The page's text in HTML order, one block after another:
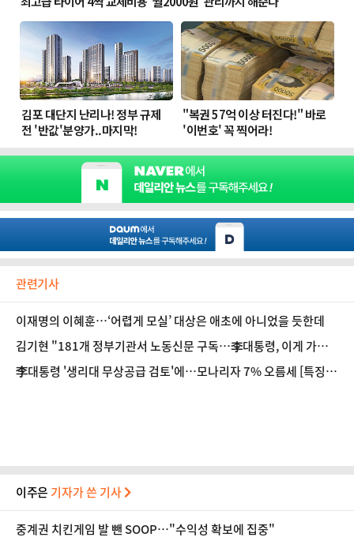
관련기사
이재명의 이혜훈…‘어렵게 모실’ 대상은 애초에 아니었을 듯한데
김기현 "181개 정부기관서 노동신문 구독…李대통령, 이게 가짜
뉴스냐"
李대통령 '생리대 무상공급 검토'에…모나리자 7% 오름세 [특징
이주은 기자가 쓴 기사
중계권 치킨게임 발 뺀 SOOP…"수익성 확보에 집중"